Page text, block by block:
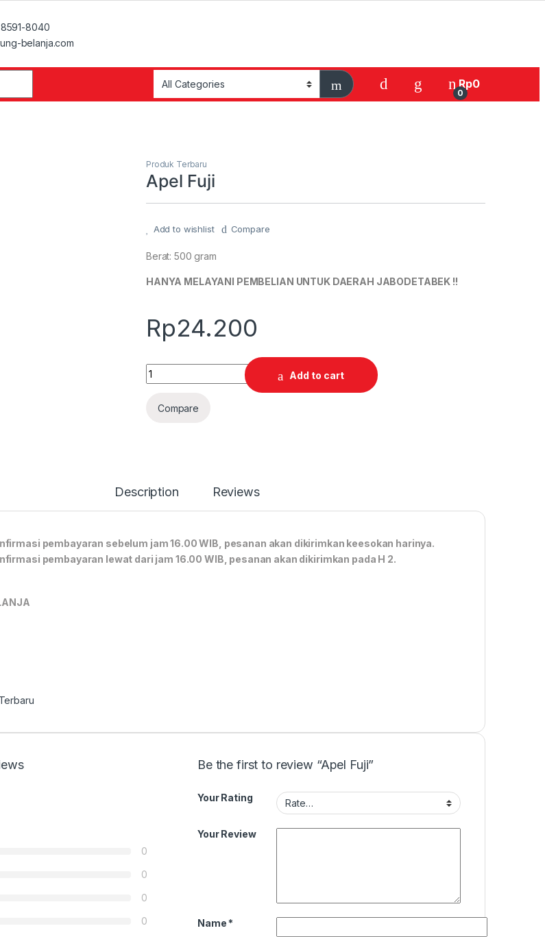
8040
belanja.com
0
Rp0
Produk Terbaru
Apel Fuji
Add to wishlist Compare
Berat: 500 gram
HANYA MELAYANI PEMBELIAN UNTUK DAERAH JABODETABEK !!
Rp24.200
Quantity
Add to cart
Compare
Description Reviews
pembayaran sebelum jam 16.00 WIB, pesanan akan dikirimkan keesokan harinya.
pembayaran lewat dari jam 16.00 WIB, pesanan akan dikirimkan pada H 2.
0
0
0
0
Be the first to review “Apel Fuji”
Your Rating
Your Review
Name *